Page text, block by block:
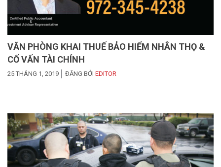
VĂN PHÒNG KHAI THUẾ BẢO HIỂM NHÂN THỌ &
CỐ VẤN TÀI CHÍNH
25 THÁNG 1, 2019 ĐĂNG BỞI EDITOR